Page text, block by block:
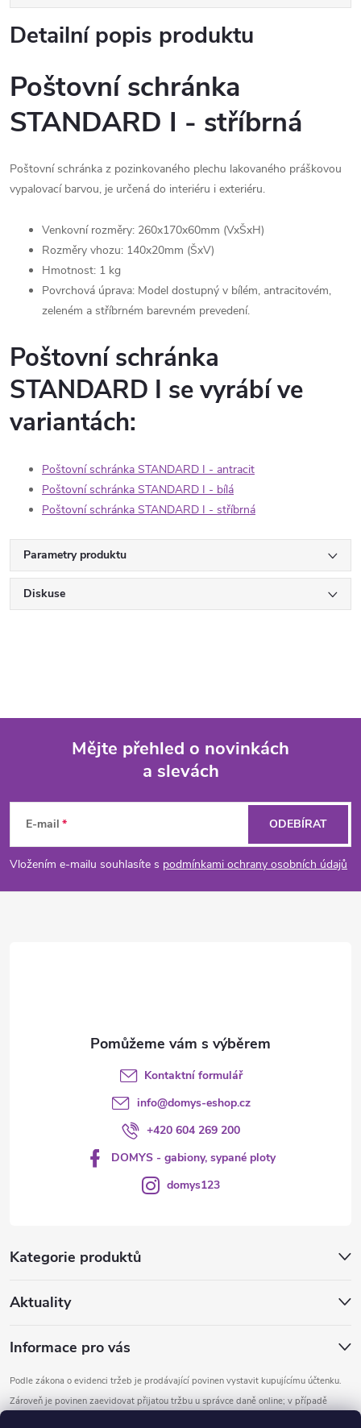
Detailní popis produktu
Poštovní schránka
STANDARD I - stříbrná
Poštovní schránka z pozinkovaného plechu lakovaného práškovou
vypalovací barvou, je určená do interiéru i exteriéru.
Venkovní rozměry: 260x170x60mm (VxŠxH)
Rozměry vhozu: 140x20mm (ŠxV)
Hmotnost: 1 kg
Povrchová úprava: Model dostupný v bílém, antracitovém,
zeleném a stříbrném barevném prevedení.
Poštovní schránka
STANDARD I se vyrábí ve
variantách:
Poštovní schránka STANDARD I - antracit
Poštovní schránka STANDARD I - bílá
Poštovní schránka STANDARD I - stříbrná
Parametry produktu
Diskuse
p
a
Mějte přehled o novinkách
a slevách
E-mail
Vložením e-mailu souhlasíte s podmínkami ochrany osobních údajů
ODEBÍRAT
Kategorie produktů
Aktuality
Informace pro vás
Podle zákona o evidenci tržeb je prodávající povinen vystavit kupujícímu účtenku.
Zároveň je povinen zaevidovat přijatou tržbu u správce daně online; v případě
Kontaktní formulář
info@domys-eshop.cz
+420 604 269 200
DOMYS - gabiony, sypané ploty
domys123